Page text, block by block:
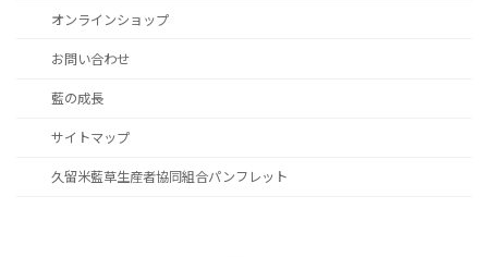
オンラインショップ
お問い合わせ
藍の成長
サイトマップ
久留米藍草生産者協同組合パンフレット